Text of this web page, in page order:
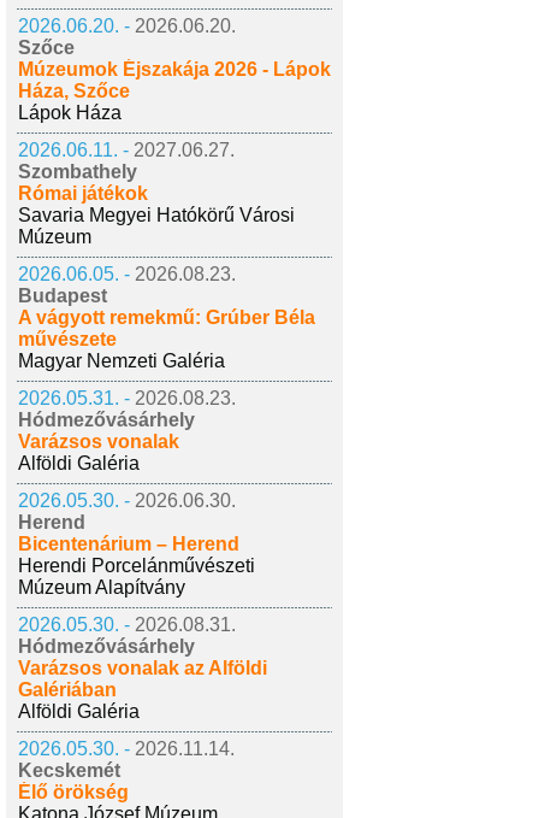
2026.06.20. - 2026.06.20.
Szőce
Múzeumok Éjszakája 2026 - Lápok
Háza, Szőce
Lápok Háza
2026.06.11. - 2027.06.27.
Szombathely
Római játékok
Savaria Megyei Hatókörű Városi
Múzeum
2026.06.05. - 2026.08.23.
Budapest
A vágyott remekmű: Grúber Béla
művészete
Magyar Nemzeti Galéria
2026.05.31. - 2026.08.23.
Hódmezővásárhely
Varázsos vonalak
Alföldi Galéria
2026.05.30. - 2026.06.30.
Herend
Bicentenárium – Herend
Herendi Porcelánművészeti
Múzeum Alapítvány
2026.05.30. - 2026.08.31.
Hódmezővásárhely
Varázsos vonalak az Alföldi
Galériában
Alföldi Galéria
2026.05.30. - 2026.11.14.
Kecskemét
Élő örökség
Katona József Múzeum